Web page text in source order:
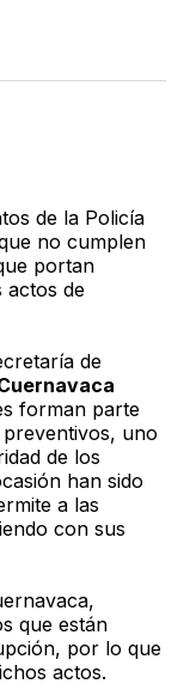
de la Policía
no cumplen
portan
actos de
de
forman parte
uno
de los
han sido
a las
con sus
que están
por lo que
actos.